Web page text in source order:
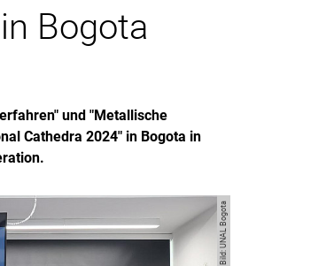
Bogota
und "Metallische
Cathedra 2024" in Bogota in
Bild: UNAL Bogota